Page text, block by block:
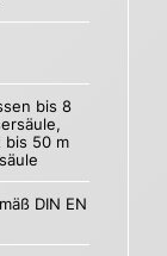
bis 8
bis 50 m
DIN EN